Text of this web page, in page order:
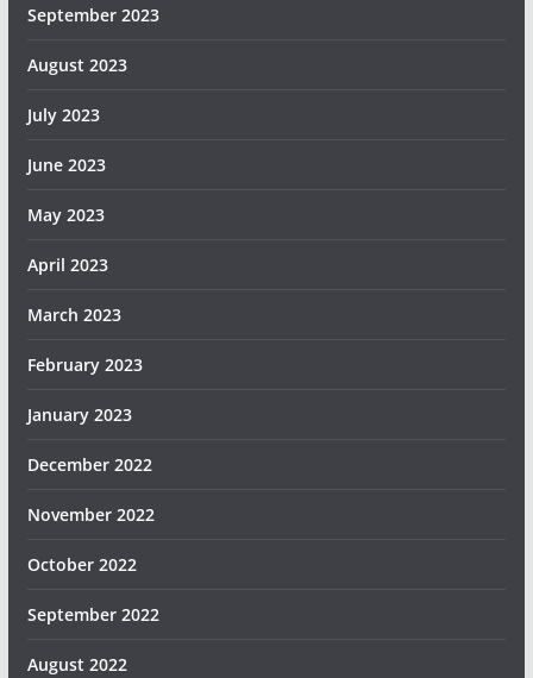
September 2023
August 2023
July 2023
June 2023
May 2023
April 2023
March 2023
February 2023
January 2023
December 2022
November 2022
October 2022
September 2022
August 2022